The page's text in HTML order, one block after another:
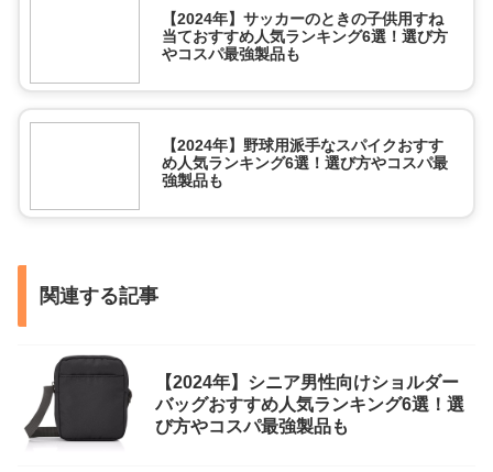
【2024年】サッカーのときの子供用すね
当ておすすめ人気ランキング6選！選び方
やコスパ最強製品も
【2024年】野球用派手なスパイクおすす
め人気ランキング6選！選び方やコスパ最
強製品も
関連する記事
【2024年】シニア男性向けショルダー
バッグおすすめ人気ランキング6選！選
び方やコスパ最強製品も